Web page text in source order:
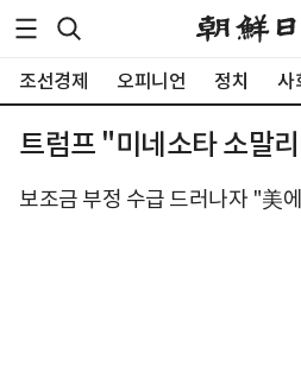
조선경제 오피니언 정치 사
트럼프 "미네소타 소말
보조금 부정 수급 드러나자 "美